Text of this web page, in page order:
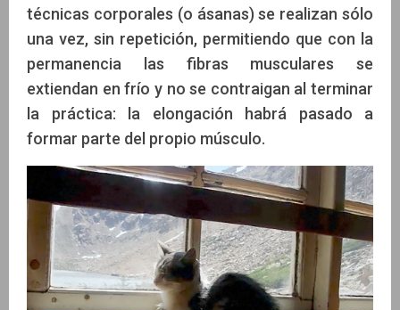
técnicas corporales (o ásanas) se realizan sólo
una vez, sin repetición, permitiendo que con la
permanencia las fibras musculares se
extiendan en frío y no se contraigan al terminar
la práctica: la elongación habrá pasado a
formar parte del propio músculo.